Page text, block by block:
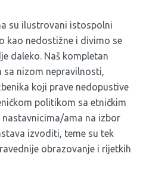
su ilustrovani istospolni
kao nedostižne i divimo se
daleko. Naš kompletan
nizom nepravilnosti,
koji prave nedopustive
politikom sa etničkim
ama na izbor
izvoditi, teme su tek
obrazovanje i rijetkih